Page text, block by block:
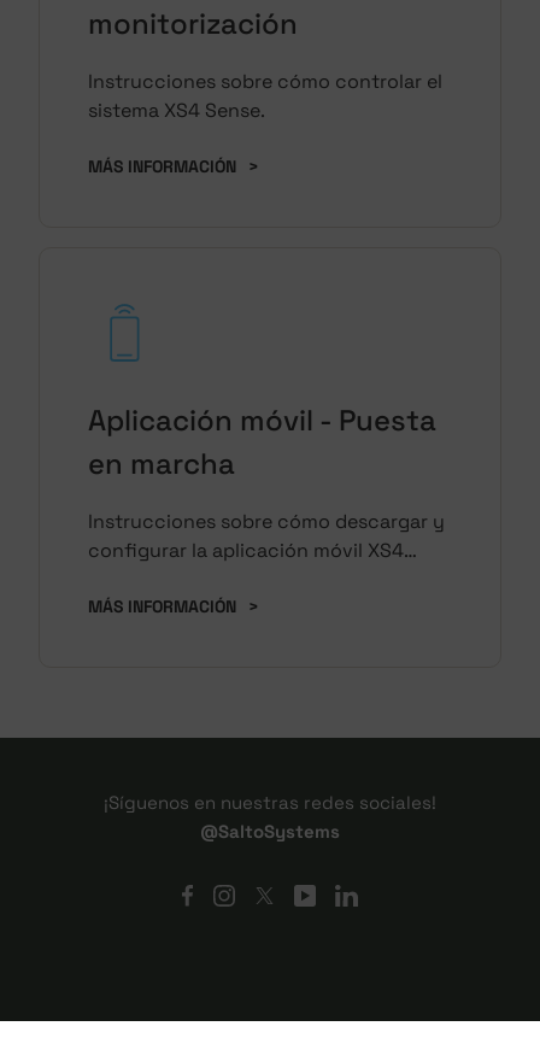
monitorización
Instrucciones sobre cómo controlar el
sistema XS4 Sense.
MÁS INFORMACIÓN >
Aplicación móvil - Puesta
en marcha
Instrucciones sobre cómo descargar y
configurar la aplicación móvil XS4
MÁS INFORMACIÓN >
¡Síguenos en nuestras redes sociales!
@SaltoSystems